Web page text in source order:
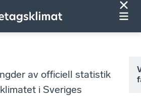
av officiell statistik
i Sveriges